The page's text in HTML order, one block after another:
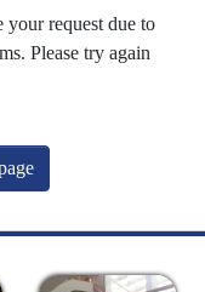
your request due to
Please try again